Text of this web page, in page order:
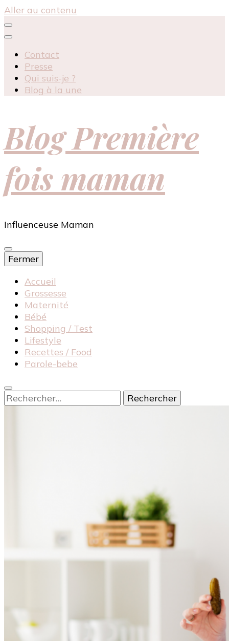
Aller au contenu
Contact
Presse
Qui suis-je ?
Blog à la une
Blog Première
fois maman
Influenceuse Maman
Fermer
Accueil
Grossesse
Maternité
Bébé
Shopping / Test
Lifestyle
Recettes / Food
Parole-bebe
Rechercher :